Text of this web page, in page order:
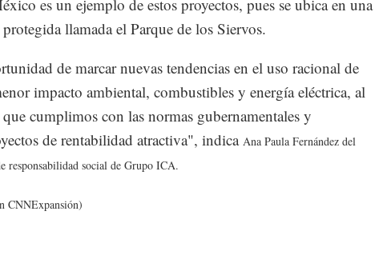
es un ejemplo de estos proyectos, pues se ubica en una
llamada el Parque de los Siervos.
de marcar nuevas tendencias en el uso racional de
impacto ambiental, combustibles y energía eléctrica, al
cumplimos con las normas gubernamentales y
de rentabilidad atractiva", indica Ana Paula Fernández del
responsabilidad social de Grupo ICA.
CNNExpansión)